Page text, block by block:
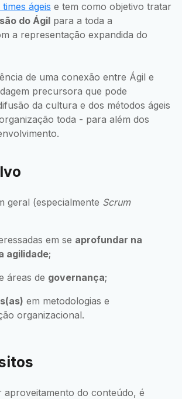
ágeis e tem como objetivo tratar
do Ágil para a toda a
a representação expandida do
de uma conexão entre Ágil e
precursora que pode
da cultura e dos métodos ágeis
toda - para além dos
geral (especialmente Scrum
em se aprofundar na
agilidade;
áreas de governança;
em metodologias e
organizacional.
aproveitamento do conteúdo, é